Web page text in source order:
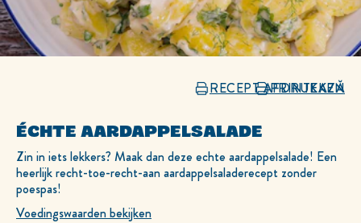
PRINTEAZĂ
RECEPT AFDRUKKEN
ÉCHTE AARDAPPELSALADE
Zin in iets lekkers? Maak dan deze echte aardappelsalade! Een
heerlijk recht-toe-recht-aan aardappelsaladerecept zonder
poespas!
Voedingswaarden bekijken